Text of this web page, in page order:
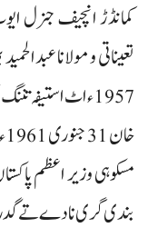
کمانڈڑ انچیف جنرل
1957ءاٹ استیفہ
مسکوہی وزیر اعظم
بندی گری نا دے تے